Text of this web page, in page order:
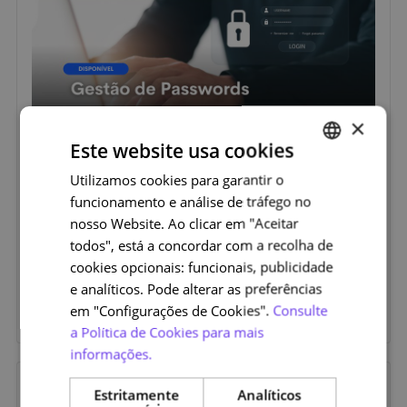
Sabe gerir as suas passwords de
forma segura?
O novo curso do Programa de Sensibilização em
Cibersegurança da MetaRed Portugal traz-lhe toda a
informação que precisa para manter os seus acessos
privados e para a segurança do sistema de Gestão de
Passwords.
15 de Fevereiro de 2022
ENGLISH
×
Este website usa cookies
Utilizamos cookies para garantir o
funcionamento e análise de tráfego no
nosso Website. Ao clicar em "Aceitar
todos", está a concordar com a recolha de
cookies opcionais: funcionais, publicidade
e analíticos. Pode alterar as preferências
em "Configurações de Cookies". Consulte
a Política de Cookies para mais
informações.
Estritamente
Analíticos